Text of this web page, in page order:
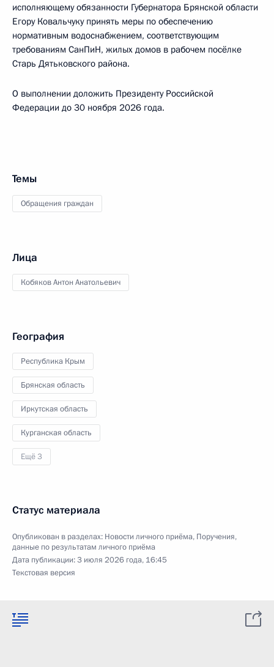
исполняющему обязанности Губернатора Брянской области
Егору Ковальчуку принять меры по обеспечению
нормативным водоснабжением, соответствующим
требованиям СанПиН, жилых домов в рабочем посёлке
Старь Дятьковского района.
О выполнении доложить Президенту Российской
Федерации до 30 ноября 2026 года.
Темы
Обращения граждан
Лица
Кобяков Антон Анатольевич
География
Республика Крым
Брянская область
Иркутская область
Курганская область
Ещё 3
Статус материала
Опубликован в разделах: Новости личного приёма, Поручения,
данные по результатам личного приёма
Дата публикации:3 июля 2026 года, 16:45
Текстовая версия